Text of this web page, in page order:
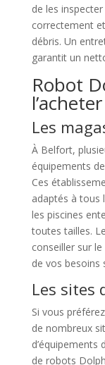
de les
correctement
débris. Un
garantit un
Robot
Les
À Belfort,
équipements
Ces
adaptés à tous
les piscines
toutes tailles.
conseiller sur
de vos besoins
Les sites
Si vous
de nombreux
de robots